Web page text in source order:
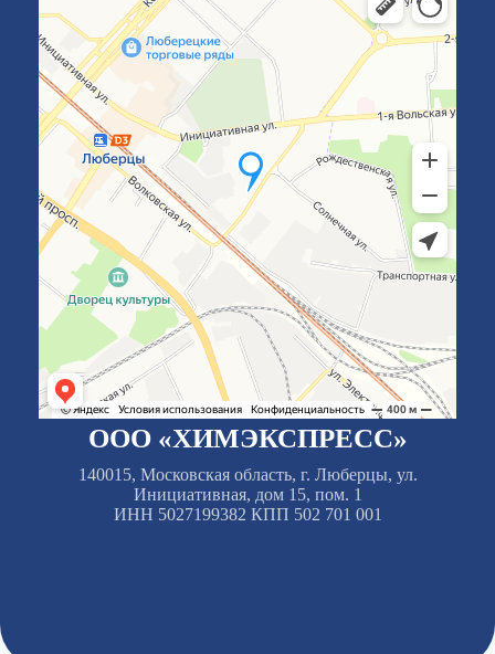
ООО «ХИМЭКСПРЕСС»
140015, Московская область, г. Люберцы, ул.
Инициативная, дом 15, пом. 1
ИНН 5027199382 КПП 502 701 001